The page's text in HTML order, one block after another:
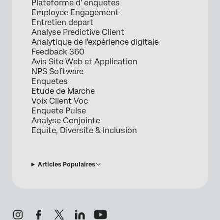
Plateforme d' enquetes
Employee Engagement
Entretien depart
Analyse Predictive Client
Analytique de l'expérience digitale
Feedback 360
Avis Site Web et Application
NPS Software
Enquetes
Etude de Marche
Voix Client Voc
Enquete Pulse
Analyse Conjointe
Equite, Diversite & Inclusion
Articles Populaires